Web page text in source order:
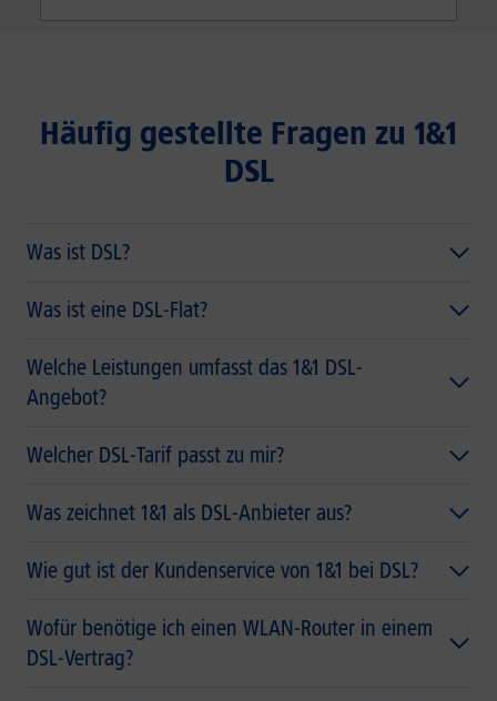
Häufig gestellte Fragen zu 1&1
DSL
Was ist DSL?
Was ist eine DSL-Flat?
Welche Leistungen umfasst das 1&1 DSL-
Angebot?
Welcher DSL-Tarif passt zu mir?
Was zeichnet 1&1 als DSL-Anbieter aus?
Wie gut ist der Kundenservice von 1&1 bei DSL?
Wofür benötige ich einen WLAN-Router in einem
DSL-Vertrag?